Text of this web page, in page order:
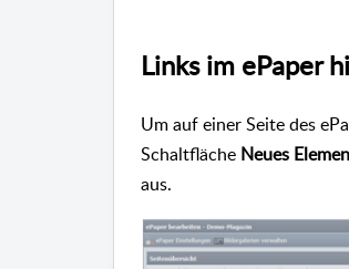
Links im ePaper
Um auf einer Seite des
Schaltfläche Neues
aus.